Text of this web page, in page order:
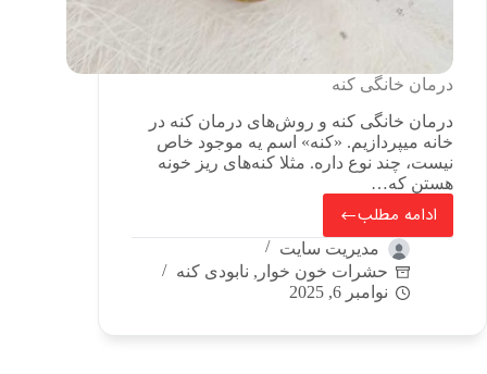
درمان خانگی کنه
درمان خانگی کنه و روش‌های درمان کنه در
خانه میپردازیم. «کنه» اسم یه موجود خاص
نیست، چند نوع داره. مثلا کنه‌های ریز خونه
هستن که…
ادامه مطلب
مدیریت سایت
حشرات خون خوار , نابودی کنه
نوامبر 6, 2025